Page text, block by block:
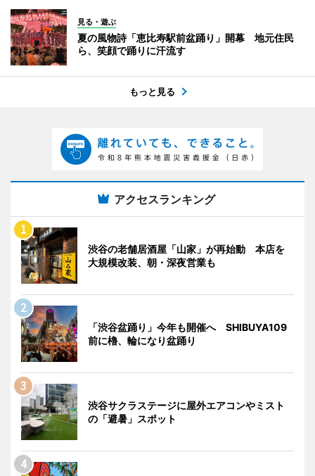
見る・遊ぶ
夏の風物詩「恵比寿駅前盆踊り」開幕 地元住民
ら、笑顔で踊りに汗流す
もっと見る
アクセスランキング
渋谷の老舗居酒屋「山家」が再始動 本店を
大規模改装、朝・深夜営業も
「渋谷盆踊り」今年も開催へ SHIBUYA109
前に櫓、輪になり盆踊り
渋谷サクラステージに屋外エアコンやミスト
の「避暑」スポット